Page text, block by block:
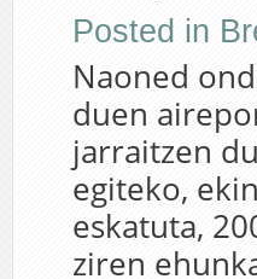
Posted in
Naoned
duen
jarraitzen
egiteko,
eskatuta,
ziren